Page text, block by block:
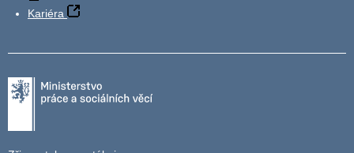
Kariéra